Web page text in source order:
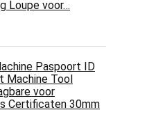
Loupe voor…
Paspoort ID
Machine Tool
voor
Certificaten 30mm